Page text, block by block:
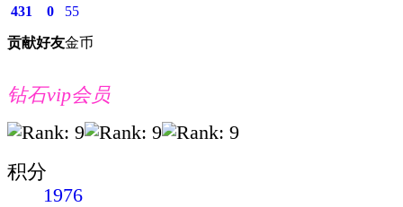
431
贡献
0
好友
55
金币
钻石vip会员
积分
1976